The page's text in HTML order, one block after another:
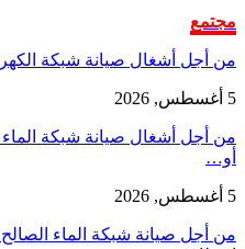
مجتمع
من أجل أشغال صيانة شبكة
5 أغسطس, 2026
من أجل أشغال صيانة شبكة
أو…
5 أغسطس, 2026
من أجل صيانة شبكة الماء